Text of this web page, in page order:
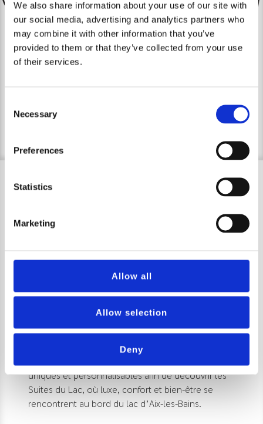
We also share information about your use of our site with
our social media, advertising and analytics partners who
may combine it with other information that you’ve
provided to them or that they’ve collected from your use
of their services.
Selection
Necessary
Preferences
Statistics
Marketing
Allow all
Allow selection
Deny
Nos services
séjour unique ?
cadeaux offrez-vous une expérience inoubliable.
Choisissez parmi une variété d’offres de séjours
qui correspondent à vos envies. Sur mesure,
uniques et personnalisables afin de découvrir les
Suites du Lac, où luxe, confort et bien-être se
rencontrent au bord du lac d’Aix-les-Bains.